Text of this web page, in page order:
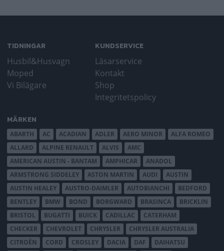
TIDNINGAR
Husbil&Husvagn
Moped
Vi Bilägare
KUNDSERVICE
Läsarservice
Kontakt
Shop
Integritetspolicy
MÄRKEN
ABARTH AC ACADIAN ADLER AERO MINOR
ALFA ROMEO
ALLARD
ALPINE RENAULT ALVIS
AMC
AMERICAN AUSTIN - BANTAM
AMPHICAR
ANADOL
ARMSTRONG SIDDELEY
ASTON MARTIN AUDI
AUSTIN
AUSTIN HEALEY
AUSTRO-DAIMLER AUTOBIANCHI
BEDFORD
BENTLEY
BMW BOND BORGWARD BRASINCA
BRICKLIN
BRISTOL
BUGATTI BUICK CADILLAC
CATERHAM
CHECKER
CHEVROLET CHRYSLER
CHRYSLER AUSTRALIA
CITROËN
CORD CROSLEY DACIA DAF
DAIHATSU